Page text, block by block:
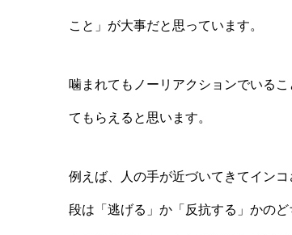
こと」が大事だと思っています。
噛まれてもノーリアクションでいる
てもらえると思います。
例えば、人の手が近づいてきてイン
段は「逃げる」か「反抗する」かのど